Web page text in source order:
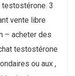
testostérone. 3
vente libre
– acheter des
testostérone
ou aux ,